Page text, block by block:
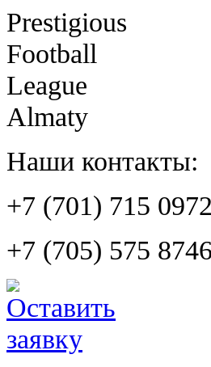
Prestigious
Football
League
Almaty
Наши контакты:
+7 (701) 715 0972
+7 (705) 575 8746